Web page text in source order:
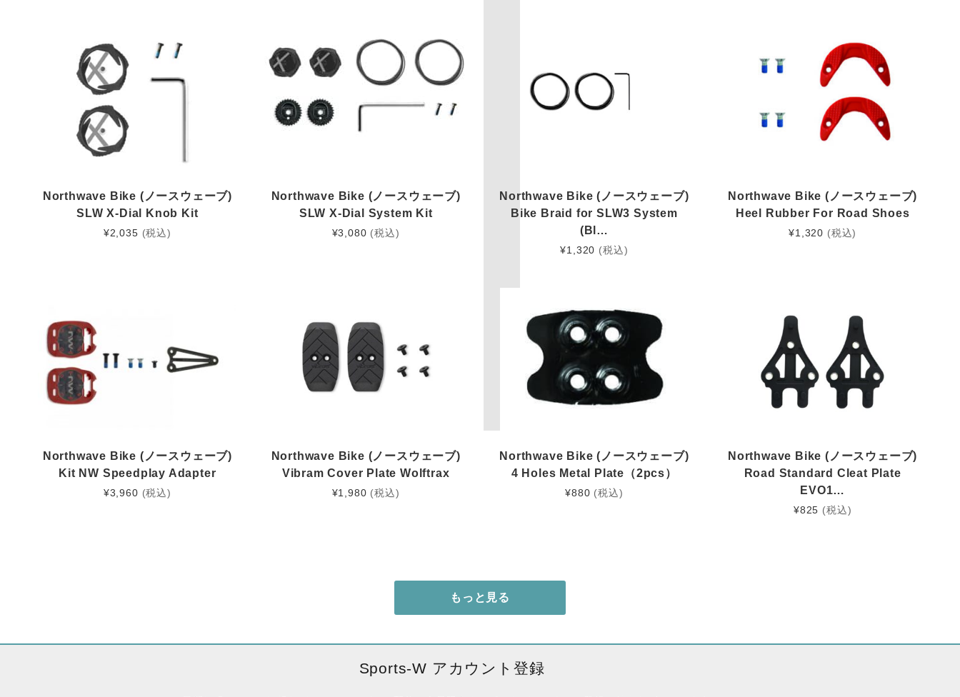
Northwave Bike (ノースウェーブ)
SLW X-Dial Knob Kit
¥2,035 (税込)
Northwave Bike (ノースウェーブ)
SLW X-Dial System Kit
¥3,080 (税込)
Northwave Bike (ノースウェーブ)
Bike Braid for SLW3 System
(Bl…
¥1,320 (税込)
Northwave Bike (ノースウェーブ)
Heel Rubber For Road Shoes
¥1,320 (税込)
Northwave Bike (ノースウェーブ)
Kit NW Speedplay Adapter
¥3,960 (税込)
Northwave Bike (ノースウェーブ)
Vibram Cover Plate Wolftrax
¥1,980 (税込)
Northwave Bike (ノースウェーブ)
4 Holes Metal Plate（2pcs）
¥880 (税込)
Northwave Bike (ノースウェーブ)
Road Standard Cleat Plate
EVO1…
¥825 (税込)
もっと見る
Sports-W アカウント登録